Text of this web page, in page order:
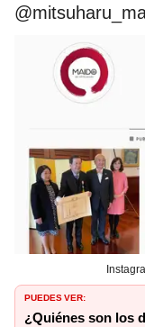
PUEDES VER:
¿Quiénes son los